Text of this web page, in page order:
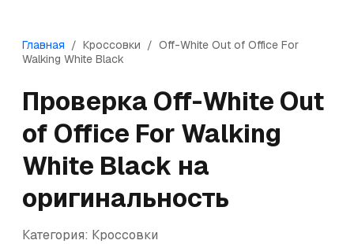
Главная / Кроссовки / Off-White Out of Office For
Walking White Black
Проверка Off-White Out
of Office For Walking
White Black на
оригинальность
Категория: Кроссовки